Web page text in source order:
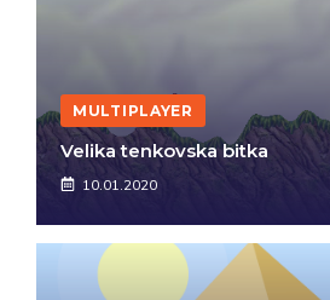
MULTIPLAYER
Velika tenkovska bitka
10.01.2020